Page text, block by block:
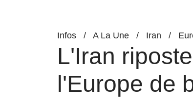
Infos / A La Une / Iran /
L'Iran
l'Europe de